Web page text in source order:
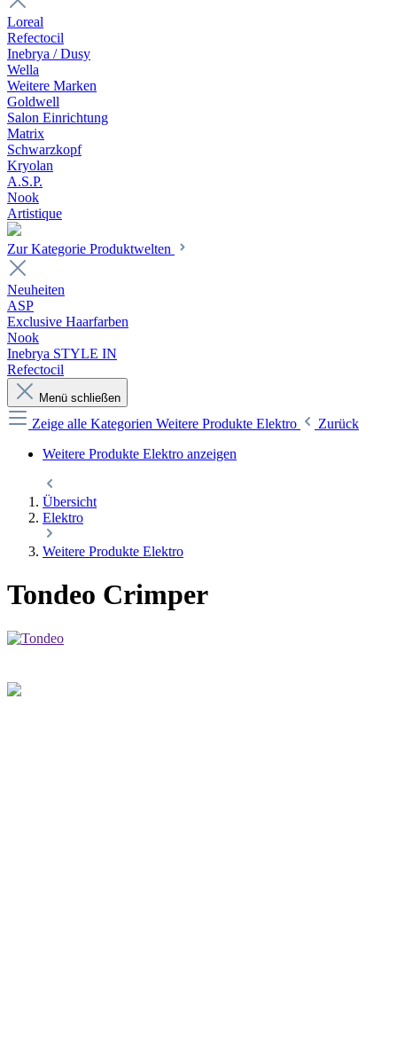
Loreal
Refectocil
Inebrya / Dusy
Wella
Weitere Marken
Goldwell
Salon Einrichtung
Matrix
Schwarzkopf
Kryolan
A.S.P.
Nook
Artistique
Zur Kategorie Produktwelten
Neuheiten
ASP
Exclusive Haarfarben
Nook
Inebrya STYLE IN
Refectocil
Menü schließen
Zeige alle Kategorien Weitere Produkte Elektro
Zurück
Weitere Produkte Elektro anzeigen
Übersicht
Elektro
Weitere Produkte Elektro
Tondeo Crimper